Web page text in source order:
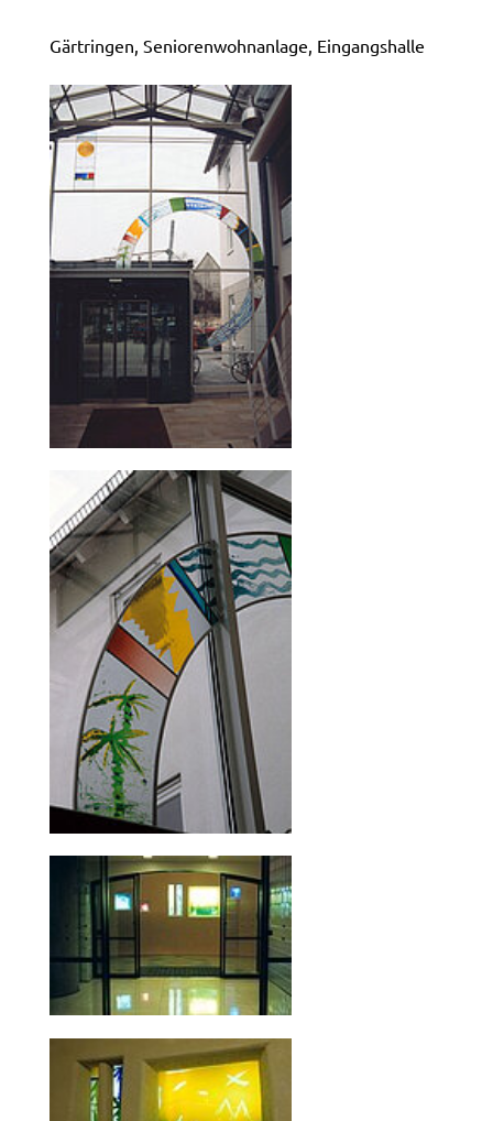
Gärtringen, Seniorenwohnanlage, Eingangshalle